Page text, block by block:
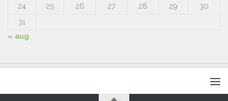
24
25 26 27 28 29
30
31
« aug